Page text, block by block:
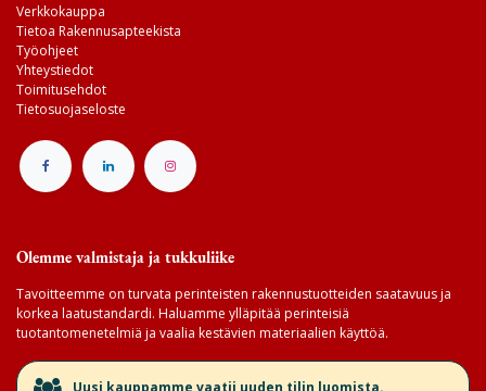
Verkkokauppa
Tietoa Rakennusapteekista
Työohjeet
Yhteystiedot
Toimitusehdot
Tietosuojaseloste
Olemme valmistaja ja tukkuliike
Tavoitteemme on turvata perinteisten rakennustuotteiden saatavuus ja
korkea laatustandardi. Haluamme ylläpitää perinteisiä
tuotantomenetelmiä ja vaalia kestävien materiaalien käyttöä.
​Uusi kauppamme vaatii uuden tilin luomista.